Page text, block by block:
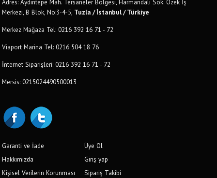
Adres: Aydıntepe Mah. Tersaneler Bölgesi, Harmandalı Sok. Özek İş
Merkezi, B Blok, No:3-4-5, Tuzla / İstanbul / Türkiye
Merkez Mağaza Tel: 0216 392 16 71 - 72
Viaport Marina Tel: 0216 504 18 76
İnternet Siparişleri: 0216 392 16 71 - 72
Mersis: 0215024490500013
Garanti ve İade
Hakkımızda
Kişisel Verilerin Korunması
Üye Ol
Giriş yap
Sipariş Takibi